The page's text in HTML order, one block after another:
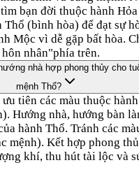
bạn đời thuộc hành
(bình hòa) để đạt sự
Mộc vì dễ gặp bất hòa.
nhân"phía trên.
nhà hợp phong thủy cho
mệnh Thổ?
tiên các màu thuộc
Hướng nhà, hướng bàn
hành Thổ. Tránh các
mệnh). Kết hợp phong
khí, thu hút tài lộc và